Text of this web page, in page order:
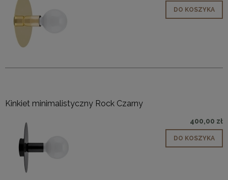
DO KOSZYKA
Kinkiet minimalistyczny Rock Czarny
400,00 zł
DO KOSZYKA